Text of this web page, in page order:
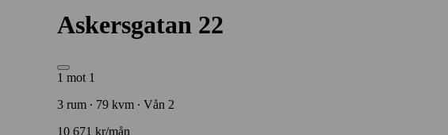
Askersgatan 22
1 mot 1
3 rum ∙ 79 kvm ∙ Vån 2
10 671 kr/mån